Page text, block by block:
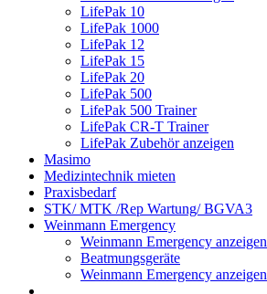
LifePak 10
LifePak 1000
LifePak 12
LifePak 15
LifePak 20
LifePak 500
LifePak 500 Trainer
LifePak CR-T Trainer
LifePak Zubehör anzeigen
Masimo
Medizintechnik mieten
Praxisbedarf
STK/ MTK /Rep Wartung/ BGVA3
Weinmann Emergency
Weinmann Emergency anzeigen
Beatmungsgeräte
Weinmann Emergency anzeigen